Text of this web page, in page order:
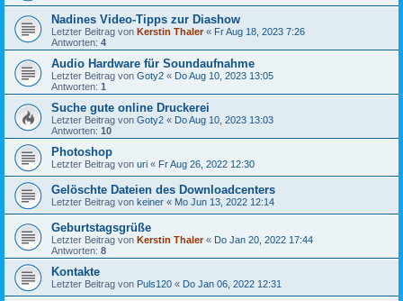
Nadines Video-Tipps zur Diashow
Letzter Beitrag von Kerstin Thaler« Fr Aug 18, 2023 7:26
Antworten: 4
Audio Hardware für Soundaufnahme
Letzter Beitrag von Goty2 « Do Aug 10, 2023 13:05
Antworten: 1
Suche gute online Druckerei
Letzter Beitrag von Goty2 « Do Aug 10, 2023 13:03
Antworten: 10
Photoshop
Letzter Beitrag von uri « Fr Aug 26, 2022 12:30
Gelöschte Dateien des Downloadcenters
Letzter Beitrag von keiner « Mo Jun 13, 2022 12:14
Geburtstagsgrüße
Letzter Beitrag von Kerstin Thaler« Do Jan 20, 2022 17:44
Antworten: 8
Kontakte
Letzter Beitrag von Puls120 « Do Jan 06, 2022 12:31